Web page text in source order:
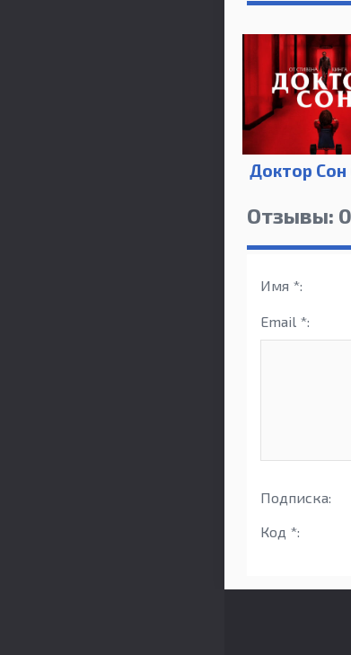
Доктор Сон
Отзывы: 0
Имя *:
Email *:
Подписка:
Код *: